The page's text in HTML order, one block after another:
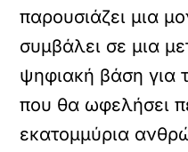
παρουσιάζει μια
συμβάλει σε μια
ψηφιακή βάση για
που θα ωφελήσει
εκατομμύρια